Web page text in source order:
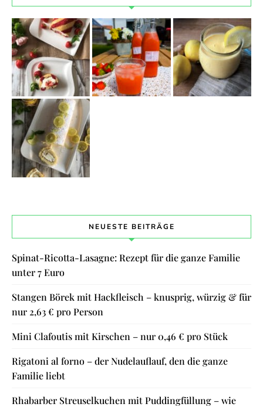
NEUESTE BEITRÄGE
Spinat-Ricotta-Lasagne: Rezept für die ganze Familie
unter 7 Euro
Stangen Börek mit Hackfleisch – knusprig, würzig & für
nur 2,63 € pro Person
Mini Clafoutis mit Kirschen – nur 0,46 € pro Stück
Rigatoni al forno – der Nudelauflauf, den die ganze
Familie liebt
Rhabarber Streuselkuchen mit Puddingfüllung – wie